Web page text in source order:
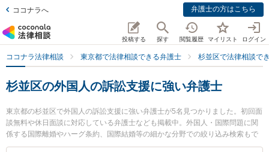
ココナラへ 弁護士の方はこちら
投稿する 探す 閲覧履歴 マイリスト ログイン
ココナラ法律相談 東京都で法律相談できる弁護士 杉並区で法律相談で
杉並区の外国人の訴訟支援に強い弁護士
東京都の杉並区で外国人の訴訟支援に強い弁護士が5名見つかりました。初回面
談無料や休日面談に対応している弁護士なども掲載中。外国人・国際問題に関
係する国際離婚やハーグ条約、国際結婚等の細かな分野での絞り込み検索もで
き便利です。特に弁護士法人KTG 杉並法律事務所の小島 麗香弁護士や弁護士法